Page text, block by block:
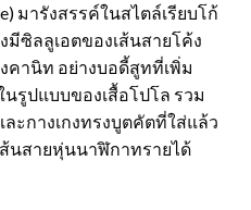
มารังสรรค์ในสไตล์เรียบโก้
ซิลลูเอตของเส้นสายโค้ง
คานิท อย่างบอดี้สูทที่เพิ่ม
รูปแบบของเสื้อโปโล รวม
ะกางเกงทรงบูตคัตที่ใส่แล้ว
ส้นสายหุ่นนาฬิกาทรายได้